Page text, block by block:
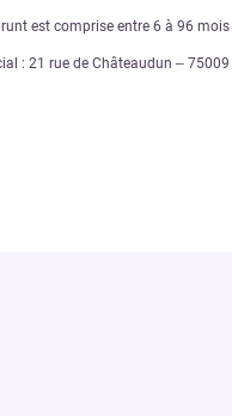
est comprise entre 6 à 96
: 21 rue de Châteaudun – 75009